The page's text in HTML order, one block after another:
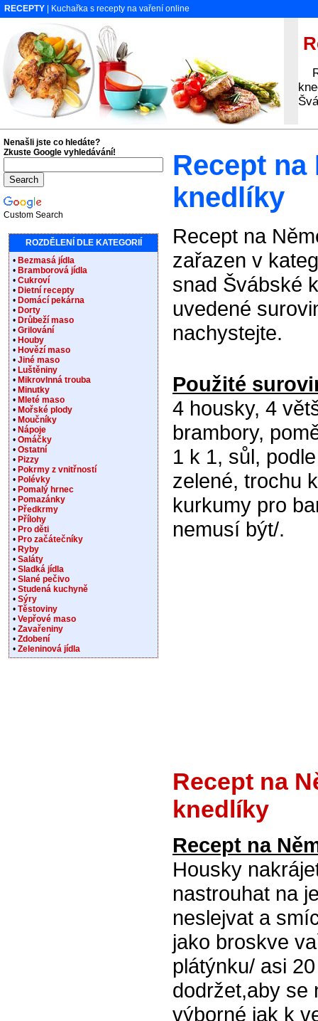
RECEPTY | Kuchařka s recepty na vaření online
Recept na
knedlíky
Recept na
zařazen v
snad Švábské
uvedené
nachystejte.
Použité
4 housky, 4
brambory,
1 k 1, sůl,
zelené, trochu
kurkumy pro
nemusí být/.
Recept na
knedlíky
Recept na
Housky
nastrouhat na
neslejvat a
jako broskve
plátýnku/ asi
dodržet,aby se
výborné jak k
Nenašli jste co hledáte?
Zkuste Google vyhledávání!
Custom Search
ROZDĚLENÍ DLE KATEGORIÍ
• Bezmasá jídla
• Bramborová jídla
• Cukroví
• Dietní recepty
• Domácí pekárna
• Dorty
• Drůbeží maso
• Grilování
• Houby
• Hovězí maso
• Jiné maso
• Luštěniny
• Mikrovlnná trouba
• Minutky
• Mleté maso
• Mořské plody
• Moučníky
• Nápoje
• Omáčky
• Ostatní
• Pizzy
• Pokrmy z vnitřností
• Polévky
• Pomalý hrnec
• Pomazánky
• Předkrmy
• Přílohy
• Pro děti
• Pro začátečníky
• Ryby
• Saláty
• Sladká jídla
• Slané pečivo
• Studená kuchyně
• Sýry
• Těstoviny
• Vepřové maso
• Zavařeniny
• Zdobení
• Zeleninová jídla